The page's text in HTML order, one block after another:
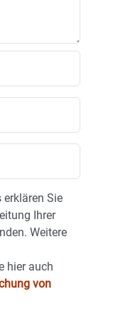
Sie
Ihrer
Weitere
hier auch
von